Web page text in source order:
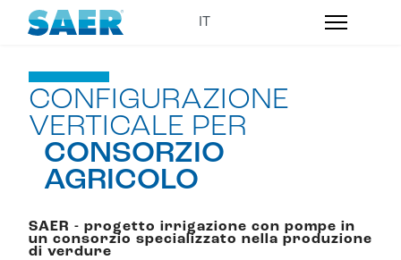
CONFIGURAZIONE
VERTICALE PER
CONSORZIO
AGRICOLO
SAER - progetto irrigazione con pompe in
un consorzio specializzato nella produzione
di verdure